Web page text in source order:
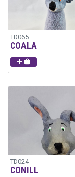
TD065
COALA
TD024
CONILL